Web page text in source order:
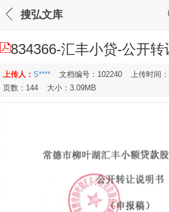
搜弘文库
834366-汇丰小贷-公开
上传人： S**** 文档编号：102240 上传时间
页数：144
大小：3.09MB